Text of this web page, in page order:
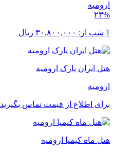
ارومیه
۲۳%
1 شب از: ۳۰,۸۰۰,۰۰۰ ریال
هتل ایران پارک ارومیه
ارومیه
برای اطلاع از قیمت تماس بگیرید
هتل ماه کیمیا ارومیه